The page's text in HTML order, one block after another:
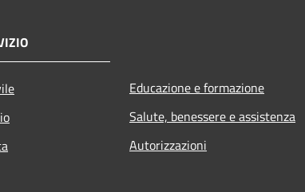
Educazione e formazione
Salute, benessere e assistenza
Autorizzazioni